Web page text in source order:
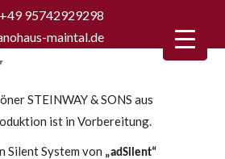
+49 95742929298
maintal.de
STEINWAY & SONS aus
ist in Vorbereitung.
Silent System von „adSilent“